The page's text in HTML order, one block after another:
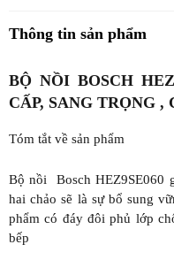
Thông tin sản phẩm
BỘ NỒI BOSCH
CẤP, SANG TRỌNG ,
Tóm tắt về sản phẩm
Bộ nồi Bosch HEZ9SE060
hai chảo sẽ là sự bổ sung
phẩm có đáy đôi phủ lớp